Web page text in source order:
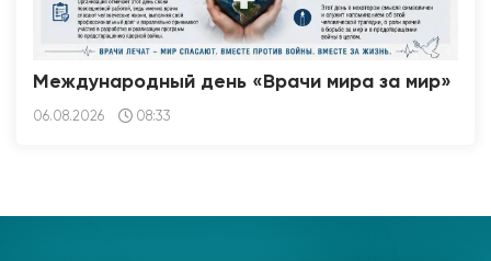
Международный день «Врачи мира за мир»
06.08.2026 08:33